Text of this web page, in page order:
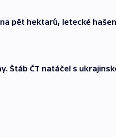
pět hektarů, letecké
Štáb ČT natáčel s